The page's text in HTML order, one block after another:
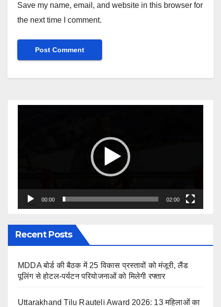
Save my name, email, and website in this browser for
the next time I comment.
00:00 02:00
Recent Posts
MDDA बोर्ड की बैठक में 25 विकास प्रस्तावों को मंजूरी, लैंड
पूलिंग से होटल-पर्यटन परियोजनाओं को मिलेगी रफ्तार
Uttarakhand Tilu Rauteli Award 2026: 13 महिलाओं का